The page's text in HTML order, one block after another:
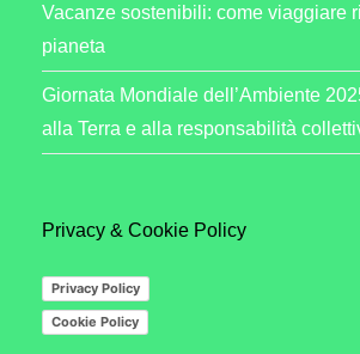
Vacanze sostenibili: come viaggiare
pianeta
Giornata Mondiale dell’Ambiente
alla Terra e alla responsabilità
Privacy & Cookie Policy
Privacy Policy
Cookie Policy